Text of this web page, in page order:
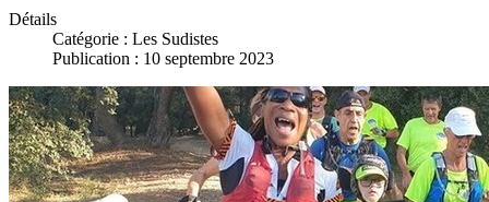
Détails
Catégorie : Les Sudistes
Publication : 10 septembre 2023